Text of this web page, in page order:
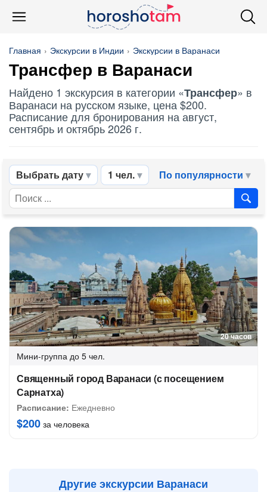
Главная Экскурсии в Индии Экскурсии в Варанаси
Трансфер в Варанаси
Найдено 1 экскурсия в категории «Трансфер» в
Варанаси на русском языке, цена $200.
Расписание для бронирования на август,
сентябрь и октябрь 2026 г.
Выбрать дату 1 чел. По популярности
20 часов
Мини-группа до 5 чел.
Священный город Варанаси (с посещением
Сарнатха)
Расписание: Ежедневно
$200 за человека
Другие экскурсии Варанаси